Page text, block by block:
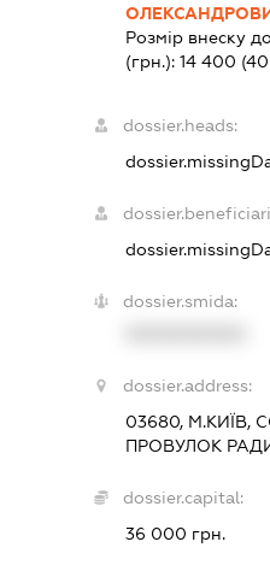
Розмір внеску
(грн.):14 400
dossier.heads:
dossier.smida:
dossier.address:
03680, М.КИЇВ,
ПРОВУЛОК
dossier.capital:
36 000 грн.